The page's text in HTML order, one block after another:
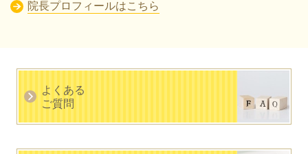
院長プロフィールはこちら
よくある
ご質問